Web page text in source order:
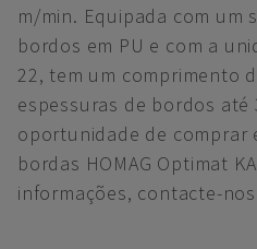
m/min. Equipada com um
bordos em PU e com a
22, tem um comprimento
espessuras de bordos até
oportunidade de comprar
bordas HOMAG Optimat
informações, contacte-